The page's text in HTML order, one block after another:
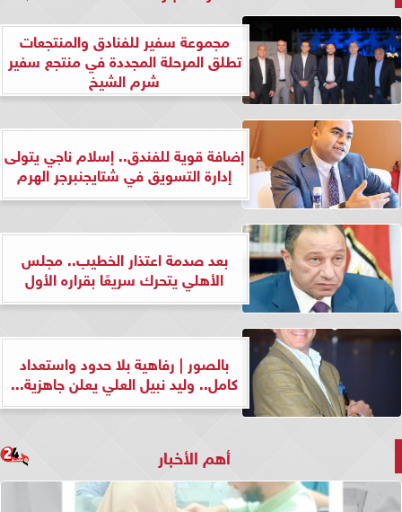
مجموعة سفير للفنادق والمنتجعات
تطلق المرحلة المجددة في منتجع سفير
شرم الشيخ
إضافة قوية للفندق.. إسلام ناجي يتولى
إدارة التسويق في شتايجنبرجر الهرم
بعد صدمة اعتذار الخطيب.. مجلس
الأهلي يتحرك سريعًا بقراره الأول
بالصور | رفاهية بلا حدود واستعداد
كامل.. وليد نبيل العلي يعلن جاهزية...
أهم الأخبار